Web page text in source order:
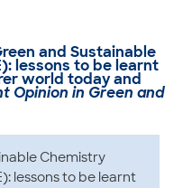
and Sustainable
lessons to be learnt
world today and
Opinion in Green and
Chemistry
lessons to be learnt